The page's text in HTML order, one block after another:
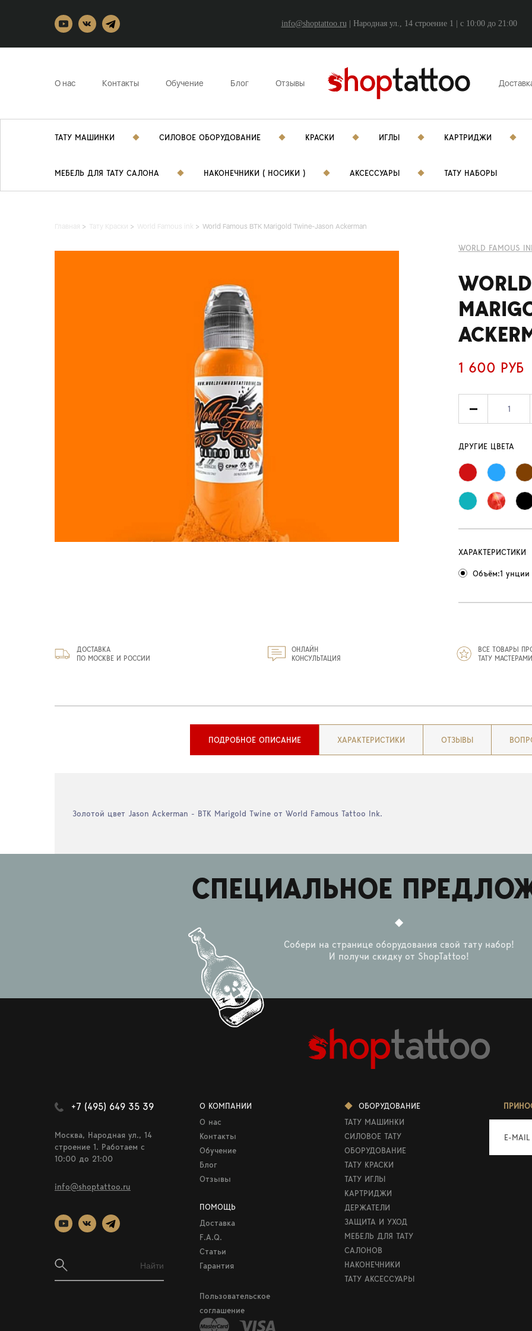
info@shoptattoo.ru| Народная ул., 14 строение 1 | c 10:00 до 21:00
О нас Контакты Обучение Блог Отзывы
ТАТУ МАШИНКИ СИЛОВОЕ ОБОРУДОВАНИЕ КРАСКИ ИГЛЫ КАРТРИДЖИ
МЕБЕЛЬ ДЛЯ ТАТУ САЛОНА НАКОНЕЧНИКИ ( НОСИКИ ) АКСЕССУАРЫ ТАТУ НАБОРЫ
Главная Тату Краски World Famous ink World Famous BTK Marigold Twine-Jason Ackerman
WORLD FAMOUS
1 600 РУБ
ДРУГИЕ ЦВЕТА
ХАРАКТЕРИСТИКИ
Объём:1
ДОСТАВКА
ПО МОСКВЕ И РОССИИ
ОНЛАЙН
КОНСУЛЬТАЦИЯ
ВСЕ ТОВАРЫ
ТАТУ МАСТЕРАМИ
ПОДРОБНОЕ ОПИСАНИЕ ХАРАКТЕРИСТИКИ ОТЗЫВЫ
Золотой цвет Jason Ackerman - BTK Marigold Twine от World Famous Tattoo Ink.
СПЕЦИАЛЬНОЕ
Собери на странице оборудования свой тату набор!
И получи скидку от ShopTattoo!
+7 (495) 649 35 39
Москва, Народная ул., 14
строение 1. Работаем c
10:00 до 21:00
info@shoptattoo.ru
О КОМПАНИИ
О нас
Контакты
Обучение
Блог
Отзывы
ПОМОЩЬ
Доставка
F.A.Q.
Статьи
Гарантия
Пользовательское
соглашение
ОБОРУДОВАНИЕ
ТАТУ МАШИНКИ
СИЛОВОЕ ТАТУ
ОБОРУДОВАНИЕ
ТАТУ КРАСКИ
ТАТУ ИГЛЫ
КАРТРИДЖИ
ДЕРЖАТЕЛИ
ЗАЩИТА И УХОД
МЕБЕЛЬ ДЛЯ ТАТУ
САЛОНОВ
НАКОНЕЧНИКИ
ТАТУ АКСЕССУАРЫ
E-MAIL